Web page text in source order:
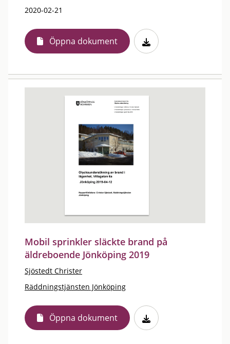
2020-02-21
Öppna dokument
Mobil sprinkler släckte brand på
äldreboende Jönköping 2019
Sjöstedt Christer
Räddningstjänsten Jönköping
Öppna dokument